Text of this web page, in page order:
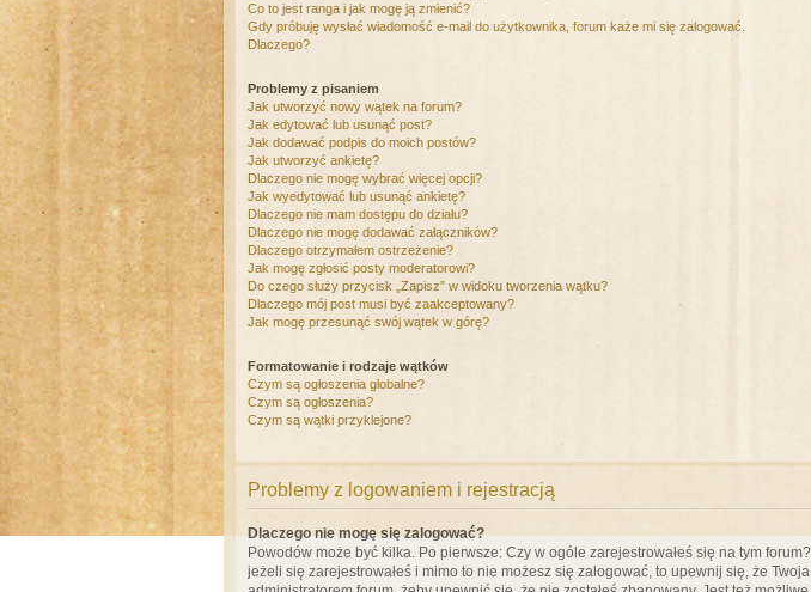
Co to jest ranga i jak mogę ją zmienić?
Gdy próbuję wysłać wiadomość e-mail do użytkownika, forum każe mi się zalogować.
Dlaczego?
Problemy z pisaniem
Jak utworzyć nowy wątek na forum?
Jak edytować lub usunąć post?
Jak dodawać podpis do moich postów?
Jak utworzyć ankietę?
Dlaczego nie mogę wybrać więcej opcji?
Jak wyedytować lub usunąć ankietę?
Dlaczego nie mam dostępu do działu?
Dlaczego nie mogę dodawać załączników?
Dlaczego otrzymałem ostrzeżenie?
Jak mogę zgłosić posty moderatorowi?
Do czego służy przycisk „Zapisz” w widoku tworzenia wątku?
Dlaczego mój post musi być zaakceptowany?
Jak mogę przesunąć swój wątek w górę?
Formatowanie i rodzaje wątków
Czym są ogłoszenia globalne?
Czym są ogłoszenia?
Czym są wątki przyklejone?
Problemy z logowaniem i rejestracją
Dlaczego nie mogę się zalogować?
Powodów może być kilka. Po pierwsze: Czy w ogóle zarejestrowałeś się na tym
jeżeli się zarejestrowałeś i mimo to nie możesz się zalogować, to upewnij się, że